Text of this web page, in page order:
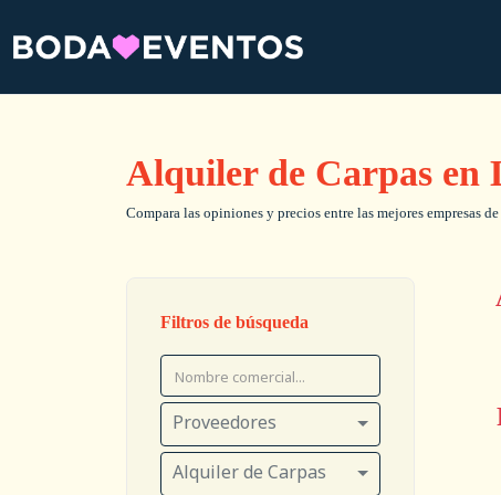
Alquiler de Carpas en
Compara las opiniones y precios entre las mejores empresas
Filtros de búsqueda
Proveedores
Alquiler de Carpas